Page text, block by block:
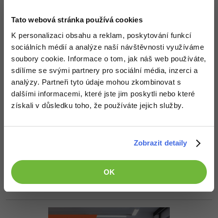
Tato webová stránka používá cookies
K personalizaci obsahu a reklam, poskytování funkcí
sociálních médií a analýze naší návštěvnosti využíváme
soubory cookie. Informace o tom, jak náš web používáte,
sdílíme se svými partnery pro sociální média, inzerci a
analýzy. Partneři tyto údaje mohou zkombinovat s
dalšími informacemi, které jste jim poskytli nebo které
získali v důsledku toho, že používáte jejich služby.
Zobrazit detaily
OK
WordPress
SEO -30%
Business
Google Dokumenty
Time management
Adobe Lightroom
Adobe XD -15%
Adobe InDesign -25%
Adobe After Effects
Blender
-80%
Video
Pro firmy# zavola metodu se dvema parametry
my_method(*parameters)
Akceptované řešení
+20 Zkušeností
+2,50 Kč
19.8.2015 7:45
super díky
Nahoru Odpovědět